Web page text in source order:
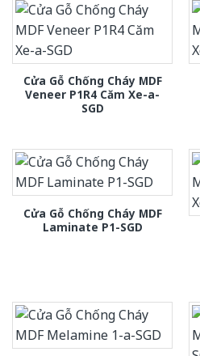
Cửa Gỗ Chống Cháy MDF
Veneer P1R4 Căm Xe-a-
SGD
Cửa Gỗ Chống Cháy MDF
Laminate P1-SGD